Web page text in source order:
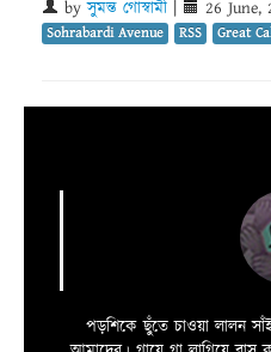
byসুমন্ত গোস্বামী 26 June,
Sohrabardi Avenue RSS Great
পড়শিকে ছুঁতে চাওয়া লালন